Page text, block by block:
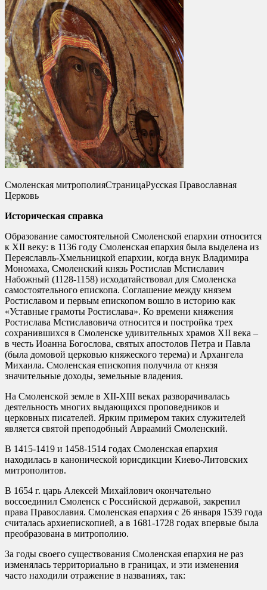
Смоленская митрополияСтраницаРусская Православная
Церковь
Историческая справка
Образование самостоятельной Смоленской епархии относится
к XII веку: в 1136 году Смоленская епархия была выделена из
Переяславль-Хмельницкой епархии, когда внук Владимира
Мономаха, Смоленский князь Ростислав Мстиславич
Набожный (1128-1158) исходатайствовал для Смоленска
самостоятельного епископа. Соглашение между князем
Ростиславом и первым епископом вошло в историю как
«Уставные грамоты Ростислава». Ко времени княжения
Ростислава Мстиславовича относится и постройка трех
сохранившихся в Смоленске удивительных храмов XII века –
в честь Иоанна Богослова, святых апостолов Петра и Павла
(была домовой церковью княжеского терема) и Архангела
Михаила. Смоленская епископия получила от князя
значительные доходы, земельные владения.
На Смоленской земле в XII-XIII веках разворачивалась
деятельность многих выдающихся проповедников и
церковных писателей. Ярким примером таких служителей
является святой преподобный Авраамий Смоленский.
В 1415-1419 и 1458-1514 годах Смоленская епархия
находилась в канонической юрисдикции Киево-Литовских
митрополитов.
В 1654 г. царь Алексей Михайлович окончательно
воссоединил Смоленск с Российской державой, закрепил
права Православия. Смоленская епархия с 26 января 1539 года
считалась архиепископией, а в 1681-1728 годах впервые была
преобразована в митрополию.
За годы своего существования Смоленская епархия не раз
изменялась территориально в границах, и эти изменения
часто находили отражение в названиях, так: